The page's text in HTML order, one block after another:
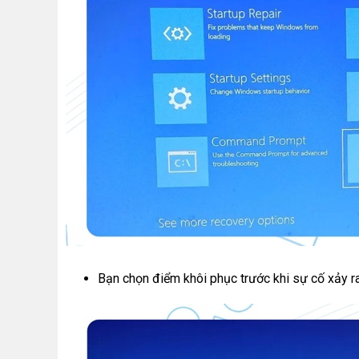
Bạn chọn điểm khôi phục trước khi sự cố xảy